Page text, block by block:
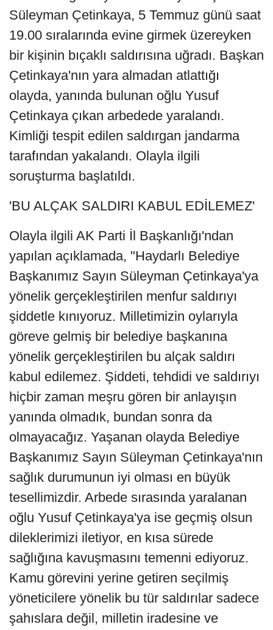
Süleyman Çetinkaya, 5 Temmuz günü saat
19.00 sıralarında evine girmek üzereyken
bir kişinin bıçaklı saldırısına uğradı. Başkan
Çetinkaya'nın yara almadan atlattığı
olayda, yanında bulunan oğlu Yusuf
Çetinkaya çıkan arbedede yaralandı.
Kimliği tespit edilen saldırgan jandarma
tarafından yakalandı. Olayla ilgili
soruşturma başlatıldı.
'BU ALÇAK SALDIRI KABUL EDİLEMEZ'
Olayla ilgili AK Parti İl Başkanlığı'ndan
yapılan açıklamada, "Haydarlı Belediye
Başkanımız Sayın Süleyman Çetinkaya'ya
yönelik gerçekleştirilen menfur saldırıyı
şiddetle kınıyoruz. Milletimizin oylarıyla
göreve gelmiş bir belediye başkanına
yönelik gerçekleştirilen bu alçak saldırı
kabul edilemez. Şiddeti, tehdidi ve saldırıyı
hiçbir zaman meşru gören bir anlayışın
yanında olmadık, bundan sonra da
olmayacağız. Yaşanan olayda Belediye
Başkanımız Sayın Süleyman Çetinkaya'nın
sağlık durumunun iyi olması en büyük
tesellimizdir. Arbede sırasında yaralanan
oğlu Yusuf Çetinkaya'ya ise geçmiş olsun
dileklerimizi iletiyor, en kısa sürede
sağlığına kavuşmasını temenni ediyoruz.
Kamu görevini yerine getiren seçilmiş
yöneticilere yönelik bu tür saldırılar sadece
şahıslara değil, milletin iradesine ve